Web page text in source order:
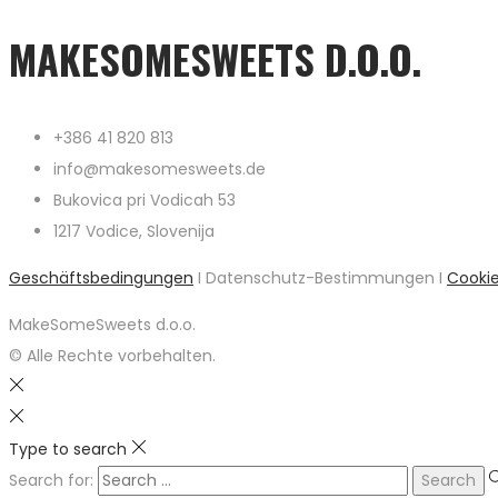
MAKESOMESWEETS D.O.O.
+386 41 820 813
info@makesomesweets.de
Bukovica pri Vodicah 53
1217 Vodice, Slovenija
Geschäftsbedingungen I Datenschutz-Bestimmungen I
MakeSomeSweets d.o.o.
© Alle Rechte vorbehalten.
Type to search
Search for: